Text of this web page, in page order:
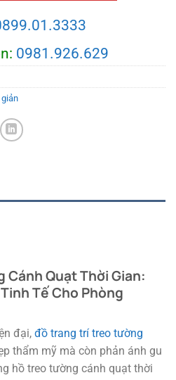
0981.926.629
Cánh Quạt Thời Gian:
Tế Cho Phòng
đại, đồ trang trí treo tường
thẩm mỹ mà còn phản ánh gu
hồ treo tường cánh quạt thời